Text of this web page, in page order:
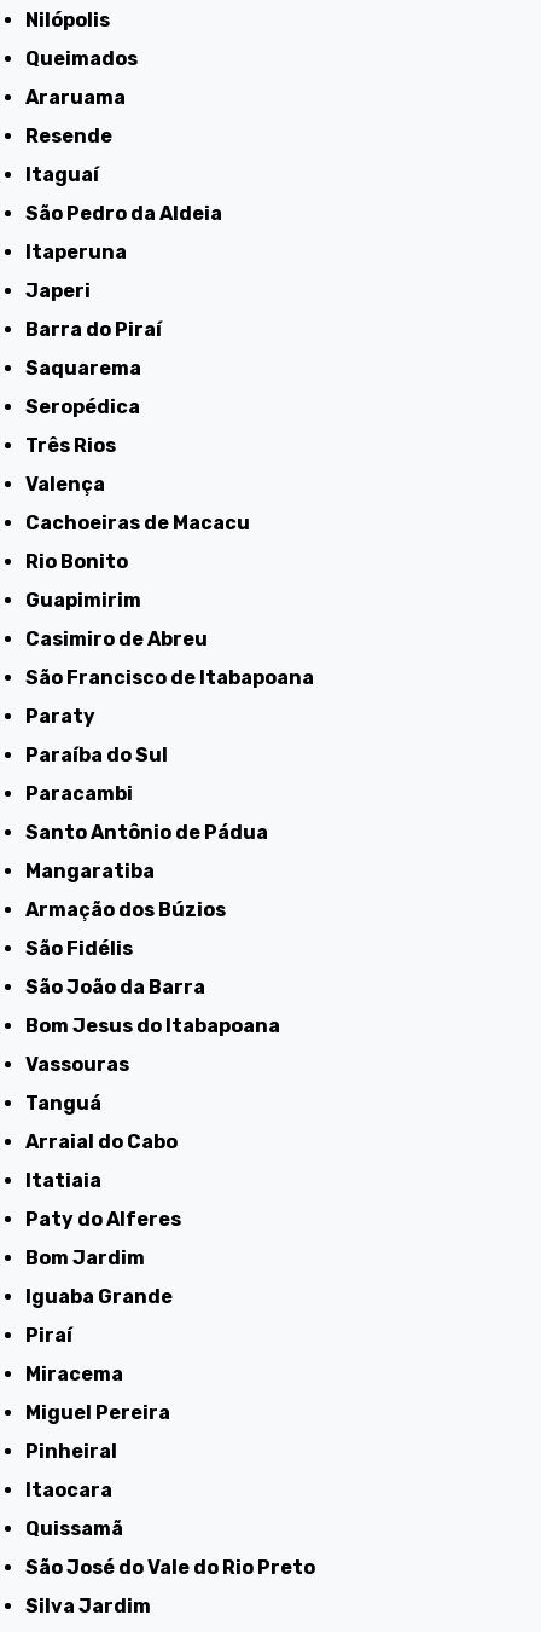
Nilópolis
Queimados
Araruama
Resende
Itaguaí
São Pedro da Aldeia
Itaperuna
Japeri
Barra do Piraí
Saquarema
Seropédica
Três Rios
Valença
Cachoeiras de Macacu
Rio Bonito
Guapimirim
Casimiro de Abreu
São Francisco de Itabapoana
Paraty
Paraíba do Sul
Paracambi
Santo Antônio de Pádua
Mangaratiba
Armação dos Búzios
São Fidélis
São João da Barra
Bom Jesus do Itabapoana
Vassouras
Tanguá
Arraial do Cabo
Itatiaia
Paty do Alferes
Bom Jardim
Iguaba Grande
Piraí
Miracema
Miguel Pereira
Pinheiral
Itaocara
Quissamã
São José do Vale do Rio Preto
Silva Jardim